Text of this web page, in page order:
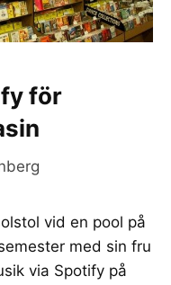
för
vid en pool på
med sin fru
via Spotify på